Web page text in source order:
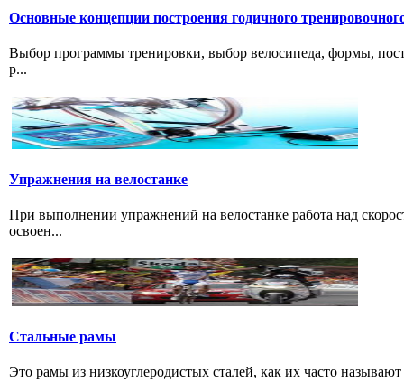
Основные концепции построения годичного
Выбор программы тренировки, выбор велосипеда, формы,
р...
Упражнения на велостанке
При выполнении упражнений на велостанке работа над
освоен...
Стальные рамы
Это рамы из низкоуглеродистых сталей, как их часто